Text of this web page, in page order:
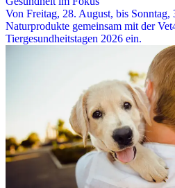
Von Freitag, 28. August, bis
Naturprodukte gemeinsam mit der
Tiergesundheitstagen 2026 ein.